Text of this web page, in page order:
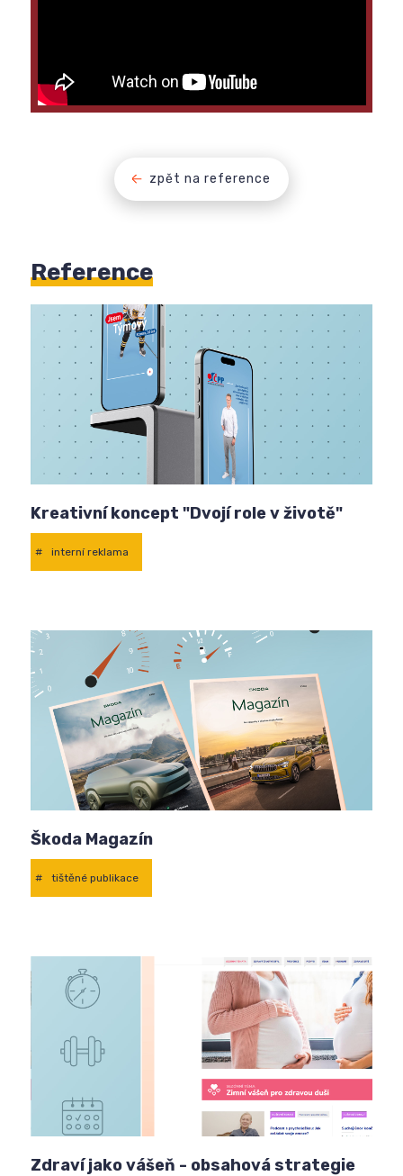
zpět na reference
Reference
Kreativní koncept "Dvojí role v životě"
# interní reklama
Škoda Magazín
# tištěné publikace
Zdraví jako vášeň - obsahová strategie